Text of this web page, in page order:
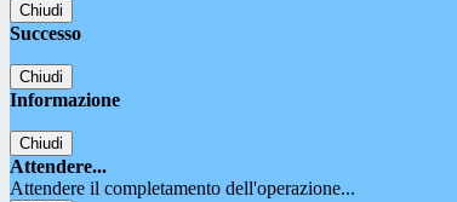
Chiudi
Successo
Chiudi
Informazione
Chiudi
Attendere...
Attendere il completamento dell'operazione...